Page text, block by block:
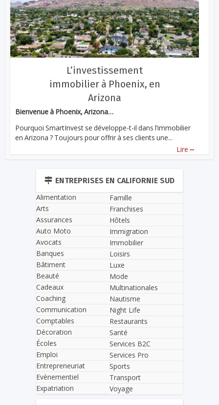
L’investissement
immobilier à Phoenix, en
Arizona
Bienvenue à Phoenix, Arizona…
Pourquoi SmartInvest se développe-t-il dans l’immobilier
en Arizona ? Toujours pour offrir à ses clients une...
Lire ...
ENTREPRISES EN CALIFORNIE SUD
Alimentation
Arts
Assurances
Auto Moto
Avocats
Banques
Bâtiment
Beauté
Cadeaux
Coaching
Communication
Comptables
Décoration
Écoles
Emploi
Entrepreneuriat
Evènementiel
Expatriation
Famille
Franchises
Hôtels
Immigration
Immobilier
Loisirs
Luxe
Mode
Multinationales
Nautisme
Night Life
Restaurants
Santé
Services B2C
Services Pro
Sports
Transport
Voyage